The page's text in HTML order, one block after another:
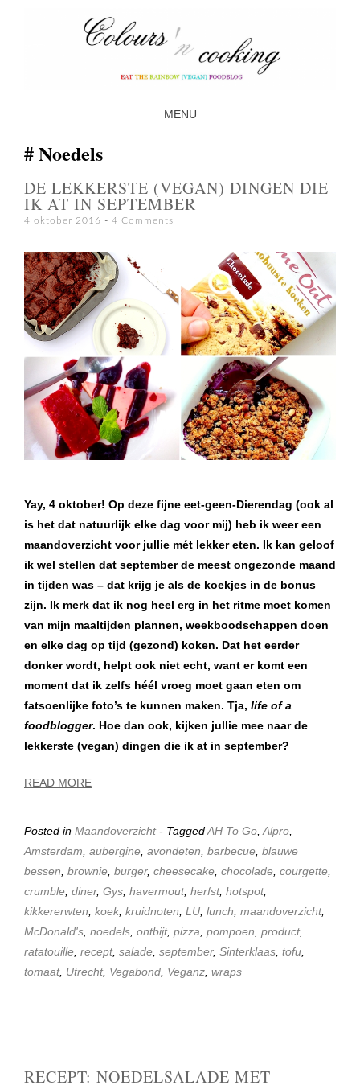
MENU
Noedels
DE LEKKERSTE (VEGAN) DINGEN DIE
IK AT IN SEPTEMBER
4 oktober 2016 4 Comments
Yay, 4 oktober! Op deze fijne eet-geen-Dierendag (ook al
is het dat natuurlijk elke dag voor mij) heb ik weer een
maandoverzicht voor jullie mét lekker eten. Ik kan geloof
ik wel stellen dat september de meest ongezonde maand
in tijden was – dat krijg je als de koekjes in de bonus
zijn. Ik merk dat ik nog heel erg in het ritme moet komen
van mijn maaltijden plannen, weekboodschappen doen
en elke dag op tijd (gezond) koken. Dat het eerder
donker wordt, helpt ook niet echt, want er komt een
moment dat ik zelfs héél vroeg moet gaan eten om
fatsoenlijke foto’s te kunnen maken. Tja, life of a
foodblogger. Hoe dan ook, kijken jullie mee naar de
lekkerste (vegan) dingen die ik at in september?
READ MORE
Posted in Maandoverzicht - TaggedAH To Go,Alpro,
Amsterdam, aubergine, avondeten, barbecue, blauwe
bessen, brownie, burger, cheesecake, chocolade, courgette,
crumble, diner, Gys, havermout, herfst, hotspot,
kikkererwten, koek, kruidnoten, LU, lunch, maandoverzicht,
McDonald's, noedels, ontbijt, pizza, pompoen, product,
ratatouille, recept, salade, september, Sinterklaas, tofu,
tomaat, Utrecht, Vegabond, Veganz, wraps
RECEPT: NOEDELSALADE MET